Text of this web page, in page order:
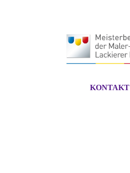
KONTAKT